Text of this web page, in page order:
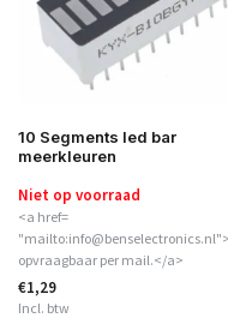
10 Segments led bar
meerkleuren
Niet op voorraad
<a href=
opvraagbaar per mail.</a>
€1,29
Incl. btw